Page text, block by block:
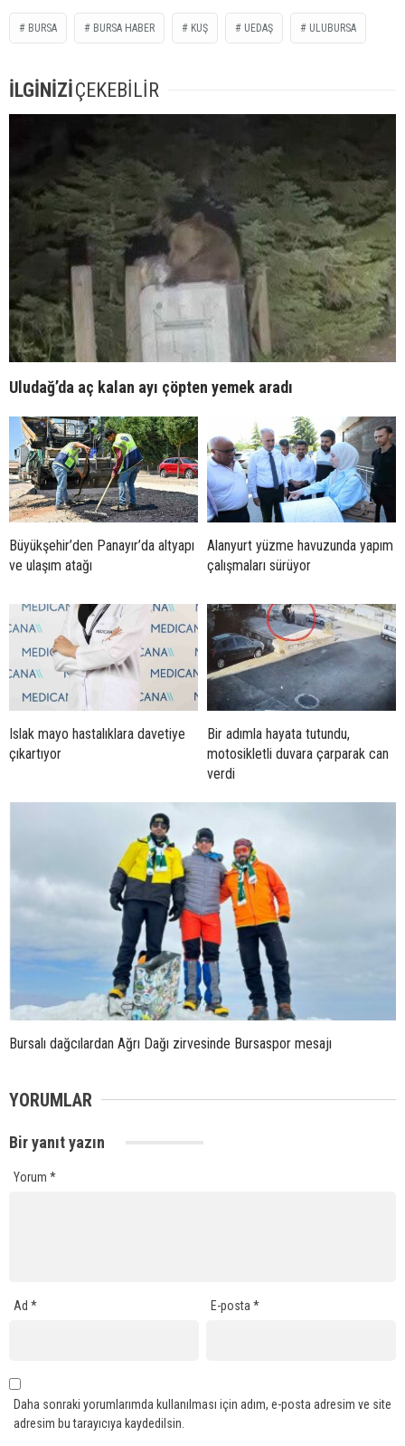
BURSA BURSA HABER KUŞ UEDAŞ ULUBURSA
İLGİNİZİÇEKEBİLİR
Uludağ’da aç kalan ayı çöpten yemek aradı
Büyükşehir’den Panayır’da altyapı
ve ulaşım atağı
Alanyurt yüzme havuzunda yapım
çalışmaları sürüyor
Islak mayo hastalıklara davetiye
çıkartıyor
Bir adımla hayata tutundu,
motosikletli duvara çarparak can
verdi
Bursalı dağcılardan Ağrı Dağı zirvesinde Bursaspor mesajı
YORUMLAR
Bir yanıt yazın
Yorum *
Ad * E-posta*
Daha sonraki yorumlarımda kullanılması için adım, e-posta adresim ve site
adresim bu tarayıcıya kaydedilsin.